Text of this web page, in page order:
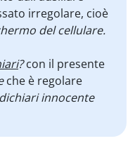
irregolare, cioè
del cellulare.
?con il presente
che è regolare
innocente